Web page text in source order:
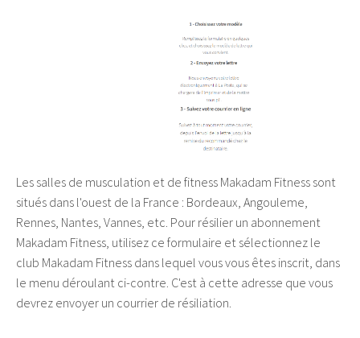
Les salles de musculation et de fitness Makadam Fitness sont
situés dans l'ouest de la France : Bordeaux, Angouleme,
Rennes, Nantes, Vannes, etc. Pour résilier un abonnement
Makadam Fitness, utilisez ce formulaire et sélectionnez le
club Makadam Fitness dans lequel vous vous êtes inscrit, dans
le menu déroulant ci-contre. C'est à cette adresse que vous
devrez envoyer un courrier de résiliation.